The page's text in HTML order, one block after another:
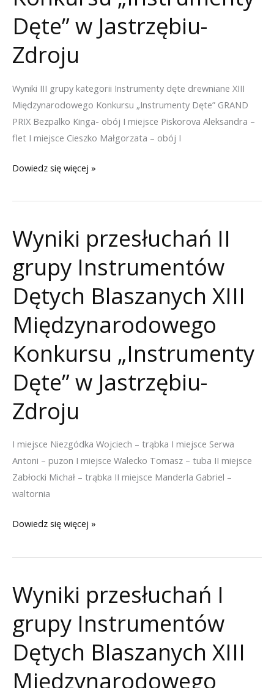
Jastrzębiu-
Zdroju
Dęte” w Jastrzębiu-
Zdroju
Wyniki III grupy kategorii Instrumenty dęte drewniane XIII
Międzynarodowego Konkursu „Instrumenty Dęte” GRAND
PRIX Bezpalko Kinga- obój I miejsce Piskorova Aleksandra –
flet I miejsce Cieszko Małgorzata – obój I
Wyniki
grupy
Dętych
Drewnianych
XIII
Międzynarodowego
Konkursu
„Instrumenty
Dęte”
w
Jastrzębiu-
Zdroju
Dowiedz się więcej »
Wyniki przesłuchań II
grupy Instrumentów
Dętych Blaszanych XIII
Międzynarodowego
Konkursu „Instrumenty
Dęte” w Jastrzębiu-
Zdroju
I miejsce Niezgódka Wojciech – trąbka I miejsce Serwa
Antoni – puzon I miejsce Walecko Tomasz – tuba II miejsce
Zabłocki Michał – trąbka II miejsce Manderla Gabriel –
waltornia
Wyniki
II
Instrumentów
Dętych
Blaszanych
XIII
Międzynarodowego
Konkursu
Dowiedz się więcej »
Wyniki przesłuchań I
grupy Instrumentów
Dętych Blaszanych XIII
Międzynarodowego